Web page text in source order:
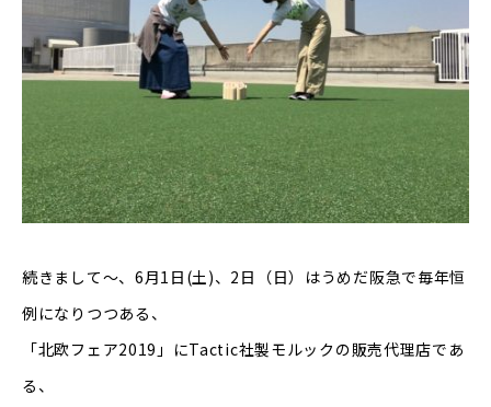
続きまして〜、6月1日(土)、2日（日）はうめだ阪急で毎年恒
例になりつつある、
「北欧フェア2019」にTactic社製モルックの販売代理店であ
る、